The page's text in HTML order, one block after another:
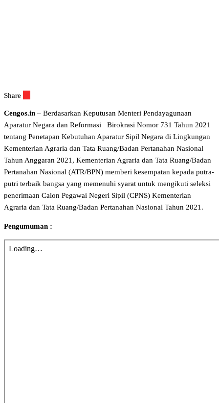
Share
Cengos.in – Berdasarkan Keputusan Menteri Pendayagunaan
Aparatur Negara dan Reformasi Birokrasi Nomor 731 Tahun 2021
tentang Penetapan Kebutuhan Aparatur Sipil Negara di Lingkungan
Kementerian Agraria dan Tata Ruang/Badan Pertanahan Nasional
Tahun Anggaran 2021, Kementerian Agraria dan Tata Ruang/Badan
Pertanahan Nasional (ATR/BPN) memberi kesempatan kepada putra-
putri terbaik bangsa yang memenuhi syarat untuk mengikuti seleksi
penerimaan Calon Pegawai Negeri Sipil (CPNS) Kementerian
Agraria dan Tata Ruang/Badan Pertanahan Nasional Tahun 2021.
Pengumuman :